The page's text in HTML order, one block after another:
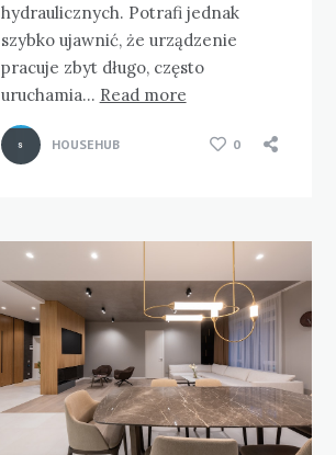
hydraulicznych. Potrafi jednak
szybko ujawnić, że urządzenie
pracuje zbyt długo, często
uruchamia… Read more
HOUSEHUB 0